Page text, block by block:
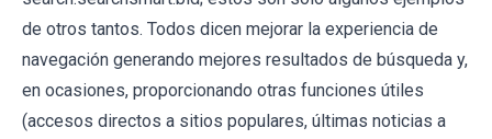
de otros tantos. Todos dicen mejorar la experiencia de
navegación generando mejores resultados de búsqueda y,
en ocasiones, proporcionando otras funciones útiles
(accesos directos a sitios populares, últimas noticias a